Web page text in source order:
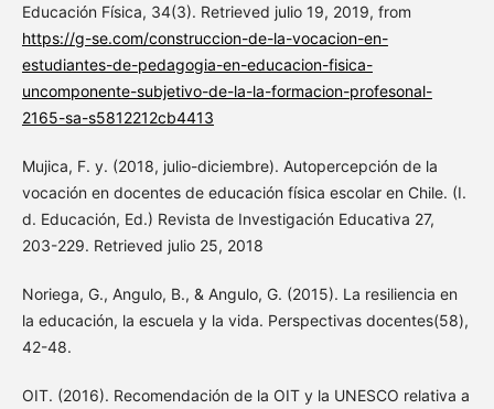
Educación Física, 34(3). Retrieved julio 19, 2019, from
https://g-se.com/construccion-de-la-vocacion-en-
estudiantes-de-pedagogia-en-educacion-fisica-
uncomponente-subjetivo-de-la-la-formacion-profesonal-
2165-sa-s5812212cb4413
Mujica, F. y. (2018, julio-diciembre). Autopercepción de la
vocación en docentes de educación física escolar en Chile. (I.
d. Educación, Ed.) Revista de Investigación Educativa 27,
203-229. Retrieved julio 25, 2018
Noriega, G., Angulo, B., & Angulo, G. (2015). La resiliencia en
la educación, la escuela y la vida. Perspectivas docentes(58),
42-48.
OIT. (2016). Recomendación de la OIT y la UNESCO relativa a